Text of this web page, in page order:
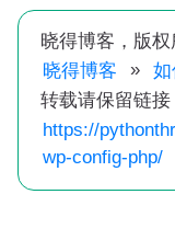
晓得博客，版
晓得博客
»
转载请保留链接
https://
wp-config-php/